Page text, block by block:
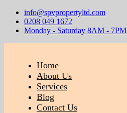
info@spvpropertyltd.com
0208 049 1672
Monday - Saturday 8AM - 7PM
Home
About Us
Services
Blog
Contact Us